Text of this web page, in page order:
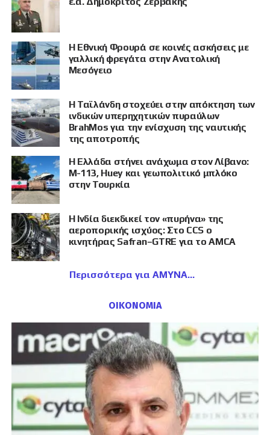
Η Εθνική Φρουρά σε κοινές ασκήσεις με
γαλλική φρεγάτα στην Ανατολική
Μεσόγειο
Η Ταϊλάνδη στοχεύει στην απόκτηση των
ινδικών υπερηχητικών πυραύλων
BrahMos για την ενίσχυση της ναυτικής
της αποτροπής
Η Ελλάδα στήνει ανάχωμα στον Λίβανο:
M-113, Huey και γεωπολιτικό μπλόκο
στην Τουρκία
Η Ινδία διεκδικεί τον «πυρήνα» της
αεροπορικής ισχύος: Στο CCS ο
κινητήρας Safran–GTRE για το AMCA
Περισσότερα για ΑΜΥΝΑ
ΟΙΚΟΝΟΜΙΑ